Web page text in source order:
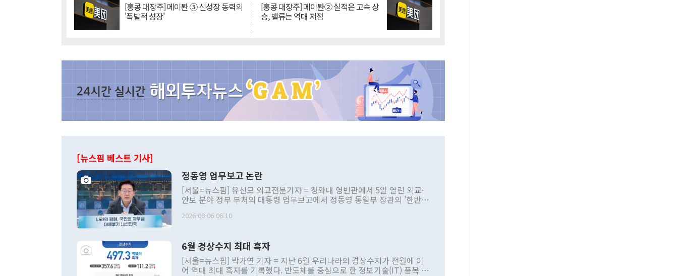
[홍콩 대장주] 메이퇀 ③ 신성장 동력의
'폭발적 성장'
[홍콩 대장주] 메이퇀② 실적은 고속 상
승, 밸류는 역대 저점
[뉴스핌 베스트 기사]
정동영 업무보고 논란
[서울=뉴스핌] 유신모 외교전문기자 = 청와대 영빈관에서 5일 열린 외교·
안보 분야 정부 부처의 대통령 업무보고에서 정동영 통일부 장관의 '한반도
발언 중에는 정부 내 조율을 거치지 않은 사안을 정책으로 추진하겠다고 공
주의적 희망에 근거한 비현실적 구상'이라는 비판을 내놨다. 그동안 정 장
관의 대북 정책 관련 발언이 물의를 빚은 적은 여러 번 있지만 대통령과 유
관 부처 장관이 공개적으로 부정적 입장을 표명한 것은 이례적이다. 정 장
2026-08-06 06:10
6월 경상수지 최대 흑자
[서울=뉴스핌] 박가연 기자 = 지난 6월 우리나라의 경상수지가 전월에 이
어 역대 최대 흑자를 기록했다. 반도체를 중심으로 한 정보기술(IT) 품목 수